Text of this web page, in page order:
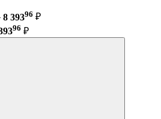
8 39396 ₽
96 ₽